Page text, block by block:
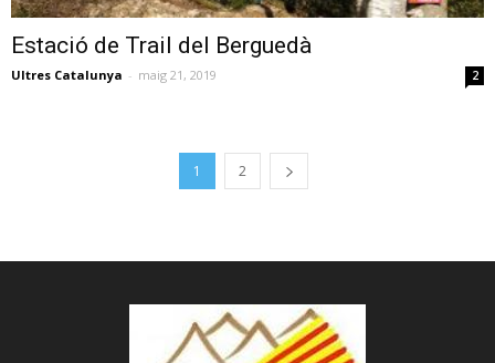
Estació de Trail del Berguedà
Ultres Catalunya - maig 21, 2019 2
1 2